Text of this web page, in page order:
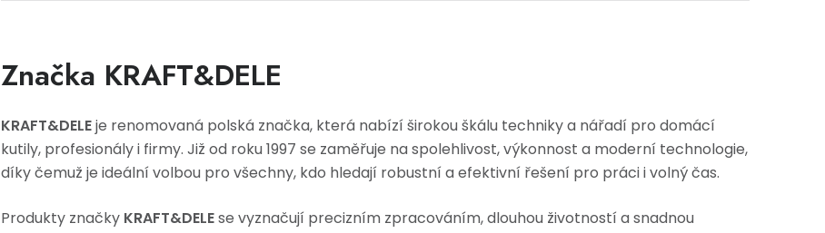
Značka KRAFT&DELE
KRAFT&DELEje renomovaná polská značka, která nabízí širokou škálu techniky a nářadí pro domácí
kutily, profesionály i firmy. Již od roku 1997 se zaměřuje na spolehlivost, výkonnost a moderní technologie,
díky čemuž je ideální volbou pro všechny, kdo hledají robustní a efektivní řešení pro práci i volný čas.
Produkty značky KRAFT&DELEse vyznačují precizním zpracováním, dlouhou životností a snadnou